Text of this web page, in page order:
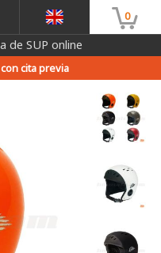
0
de SUP online
cita previa